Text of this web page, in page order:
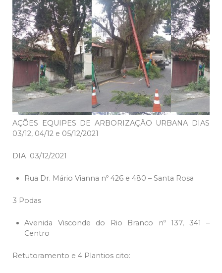
AÇÕES EQUIPES DE ARBORIZAÇÃO URBANA DIAS
03/12, 04/12 e 05/12/2021
DIA 03/12/2021
Rua Dr. Mário Vianna nº 426 e 480 – Santa Rosa
3 Podas
Avenida Visconde do Rio Branco nº 137, 341 –
Centro
Retutoramento e 4 Plantios cito: